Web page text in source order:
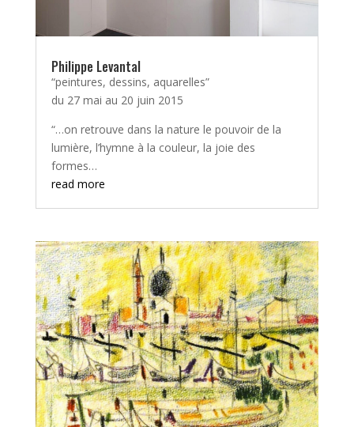
Philippe Levantal
“peintures, dessins, aquarelles”
du 27 mai au 20 juin 2015
“…on retrouve dans la nature le pouvoir de la
lumière, l’hymne à la couleur, la joie des
formes…
read more